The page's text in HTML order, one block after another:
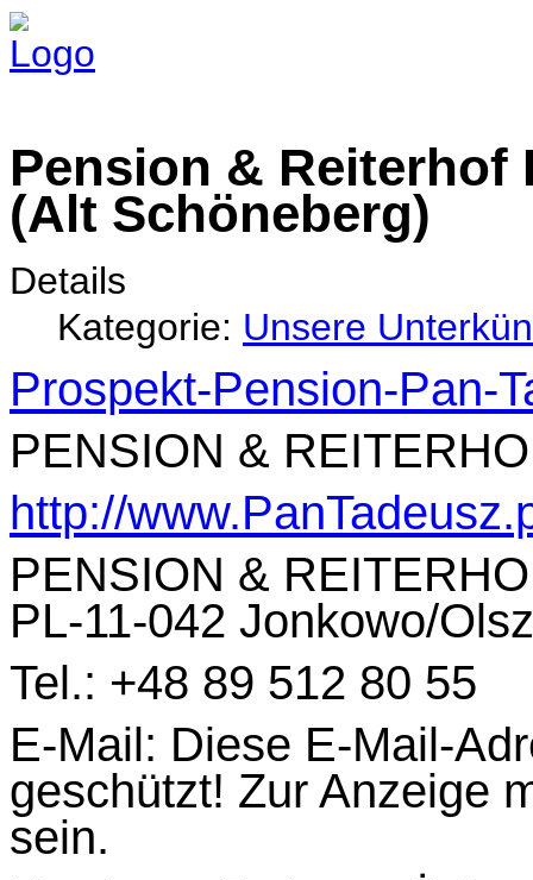
Pension & Reiterhof
(Alt Schöneberg)
Details
Kategorie: Unsere
Prospekt-Pension-Pan-
PENSION &
http://
PENSION &
PL-11-042 Jonkowo/
Tel.: +48 89 512 80 55
E-Mail: Diese E-Mail-
geschützt! Zur Anzeige
sein.